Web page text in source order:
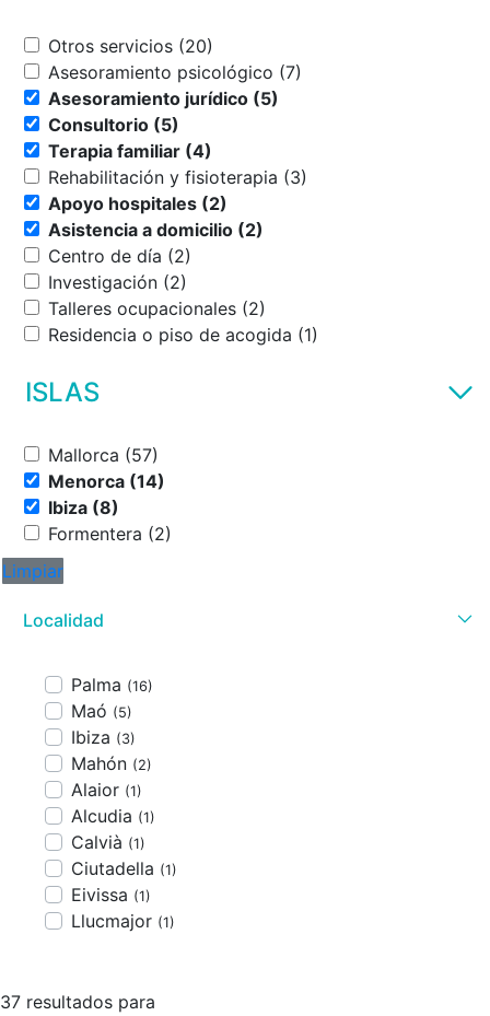
Otros servicios (20)
Asesoramiento psicológico (7)
Asesoramiento jurídico (5)
Consultorio (5)
Terapia familiar (4)
Rehabilitación y fisioterapia (3)
Apoyo hospitales (2)
Asistencia a domicilio (2)
Centro de día (2)
Investigación (2)
Talleres ocupacionales (2)
Residencia o piso de acogida (1)
ISLAS
Mallorca (57)
Menorca (14)
Ibiza (8)
Formentera (2)
Limpiar
Localidad
Palma (16)
Maó (5)
Ibiza (3)
Mahón (2)
Alaior (1)
Alcudia (1)
Calvià (1)
Ciutadella (1)
Eivissa (1)
Llucmajor (1)
37 resultados para